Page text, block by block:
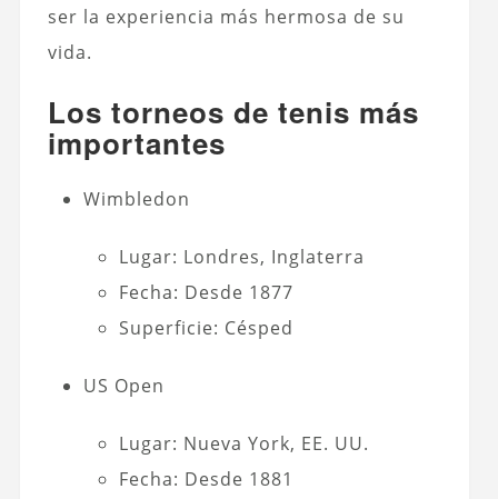
ser la experiencia más hermosa de su
vida.
Los torneos de tenis más
importantes
Wimbledon
Lugar: Londres, Inglaterra
Fecha: Desde 1877
Superficie: Césped
US Open
Lugar: Nueva York, EE. UU.
Fecha: Desde 1881